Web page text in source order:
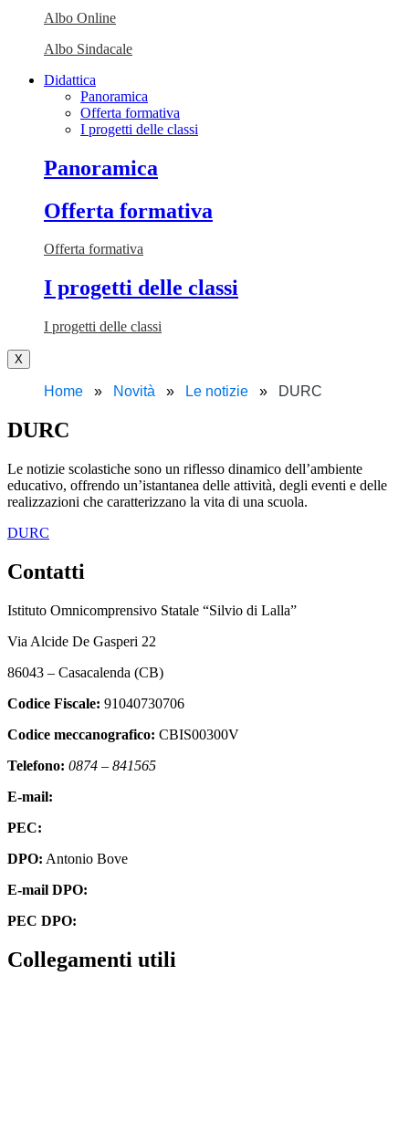
Albo Online
Albo Sindacale
Didattica
Panoramica
Offerta formativa
I progetti delle classi
Panoramica
Offerta formativa
Offerta formativa
I progetti delle classi
I progetti delle classi
X
Home Novità Le notizie DURC
DURC
Le notizie scolastiche sono un riflesso dinamico dell’ambiente
educativo, offrendo un’istantanea delle attività, degli eventi e delle
realizzazioni che caratterizzano la vita di una scuola.
DURC
Contatti
Istituto Omnicomprensivo Statale “Silvio di Lalla”
Via Alcide De Gasperi 22
86043 – Casacalenda (CB)
Codice Fiscale: 91040730706
Codice meccanografico: CBIS00300V
Telefono: 0874 – 841565
E-mail:
PEC:
DPO: Antonio Bove
E-mail DPO:
PEC DPO:
Collegamenti utili